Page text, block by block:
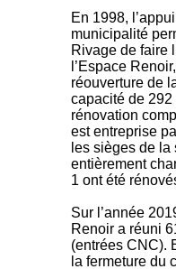
En 1998,
municipalité
Rivage de faire
l’Espace
réouverture de
capacité de
rénovation
est entreprise
les sièges de la
entièrement
1 ont été
Sur l’année
Renoir a réuni
(entrées CNC).
la fermeture du